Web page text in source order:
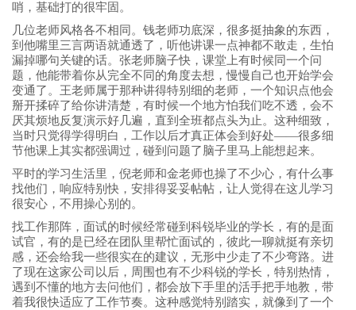
哨，基础打的很牢固。
几位老师风格各不相同。钱老师功底深，很多挺抽象的东西，
到他嘴里三言两语就通透了，听他讲课一点神都不敢走，生怕
漏掉哪句关键的话。张老师脑子快，课堂上有时候同一个问
题，他能带着你从完全不同的角度去想，慢慢自己也开始学会
变通了。王老师属于那种讲得特别细的老师，一个知识点他会
掰开揉碎了给你讲清楚，有时候一个地方怕我们吃不透，会不
厌其烦地反复演示好几遍，直到全班都点头为止。这种细致，
当时只觉得学得明白，工作以后才真正体会到好处——很多细
节他课上其实都强调过，碰到问题了脑子里马上能想起来。
平时的学习生活里，倪老师和金老师也操了不少心，有什么事
找他们，响应特别快，安排得妥妥帖帖，让人觉得在这儿学习
很安心，不用操心别的。
找工作那阵，面试的时候经常碰到科锐毕业的学长，有的是面
试官，有的是已经在团队里帮忙面试的，彼此一聊就挺有亲切
感，还会给我一些很实在的建议，无形中少走了不少弯路。进
了现在这家公司以后，周围也有不少科锐的学长，特别热情，
遇到不懂的地方去问他们，都会放下手里的活手把手地教，带
着我很快适应了工作节奏。这种感觉特别踏实，就像到了一个